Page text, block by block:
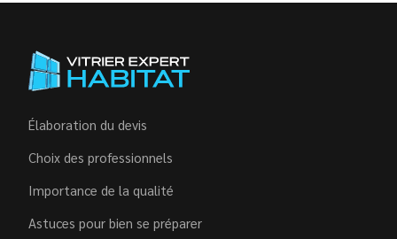
Élaboration du devis
Choix des professionnels
Importance de la qualité
Astuces pour bien se préparer